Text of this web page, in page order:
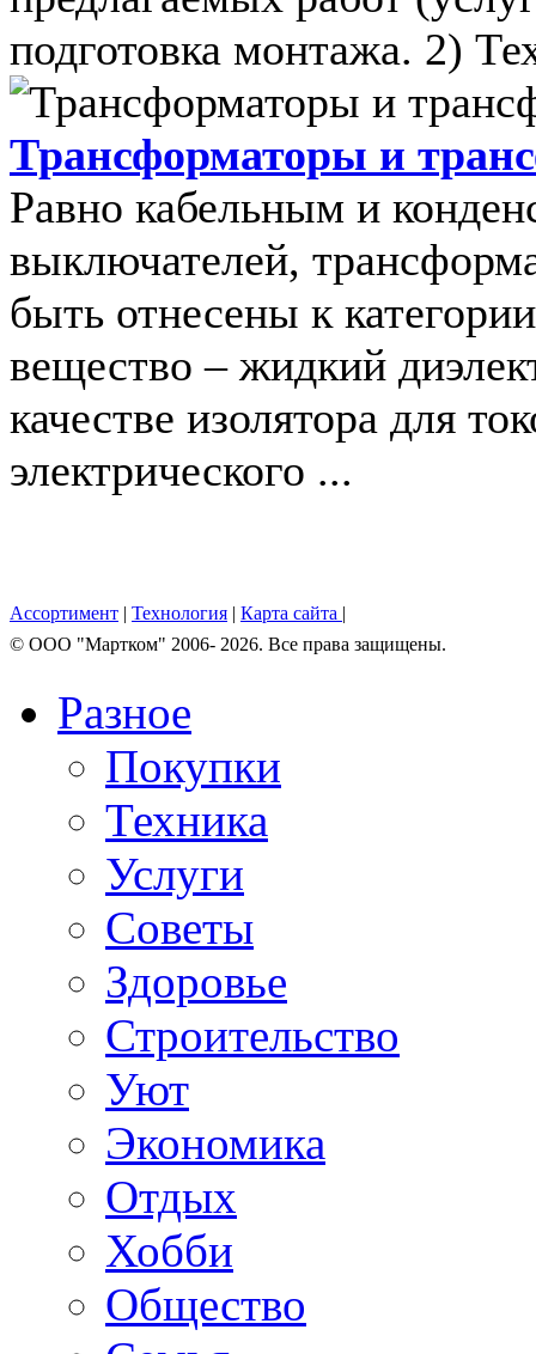
подготовка монтажа. 2)
Трансформаторы и
Равно кабельным и
выключателей,
быть отнесены к
вещество – жидкий
качестве изолятора для
электрического ...
Ассортимент | Технология | Карта сайта |
© OOO "Мартком" 2006- 2026. Все права защищены.
Разное
Покупки
Техника
Услуги
Советы
Здоровье
Строительство
Уют
Экономика
Отдых
Хобби
Общество